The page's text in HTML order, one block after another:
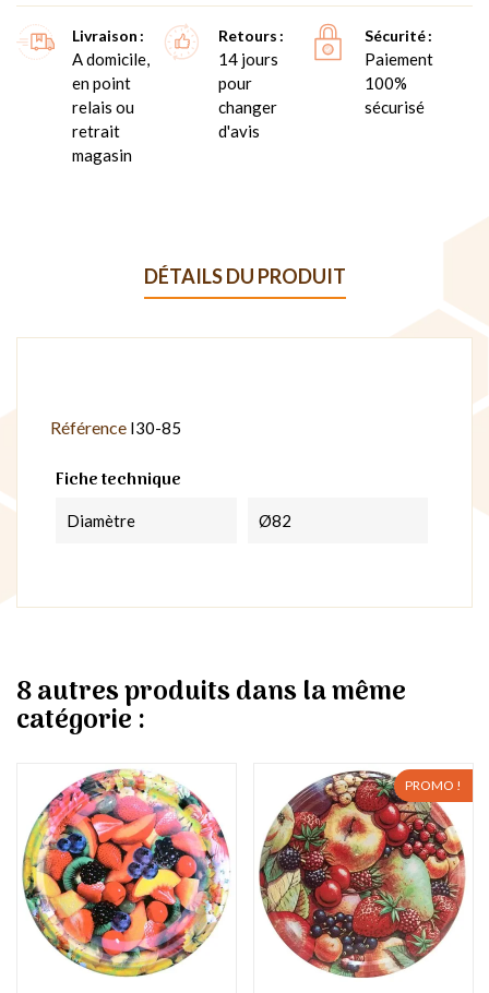
Livraison
A domicile,
en point
relais ou
retrait
magasin
Retours
14 jours
pour
changer
d'avis
Sécurité
Paiement
100%
sécurisé
DÉTAILS DU PRODUIT
Référence I30-85
Fiche technique
Diamètre Ø82
8 autres produits dans la même
catégorie :
PROMO !